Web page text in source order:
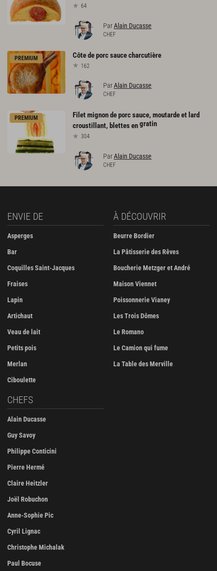
64
ParAlain Ducasse
CHEF
PREMIUM Côtedeporcsaucecharcutière
162
ParAlain Ducasse
CHEF
PREMIUM
Filet mignon de porc sauce, moutarde et lard
croustillant, blettes engratin
304
ParAlain Ducasse
CHEF
ENVIE DE
Asperges
Bar
Coquilles Saint-Jacques
Fraises
Lapin
Artichaut
Veau de lait
Petits pois
Merlan
Ciboulette
À DÉCOUVRIR
Beurre Bordier
La Pâtisserie des Rêves
Boucherie Metzger et André
Maison Viennet
Poissonnerie Vianey
Les Trois Dômes
Le Romano
Le Camion qui fume
La Table des Merville
CHEFS
Alain Ducasse
Guy Savoy
Philippe Conticini
Pierre Hermé
Claire Heitzler
Joël Robuchon
Anne-Sophie Pic
Cyril Lignac
Christophe Michalak
Paul Bocuse